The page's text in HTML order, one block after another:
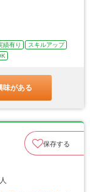
績有り
スキルアップ
味がある
保存する